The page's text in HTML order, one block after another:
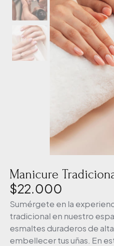
Manicure
$22.000
Sumérgete en la
tradicional en nuestro
esmaltes duraderos de
embellecer tus uñas. En